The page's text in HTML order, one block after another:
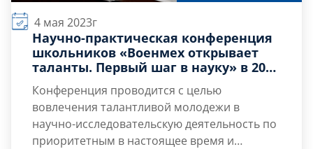
4 мая 2023г
Научно-практическая конференция
школьников «Военмех открывает
таланты. Первый шаг в науку» в 2023
учебном году
Конференция проводится с целью
вовлечения талантливой молодежи в
научно-исследовательскую деятельность по
приоритетным в настоящее время и